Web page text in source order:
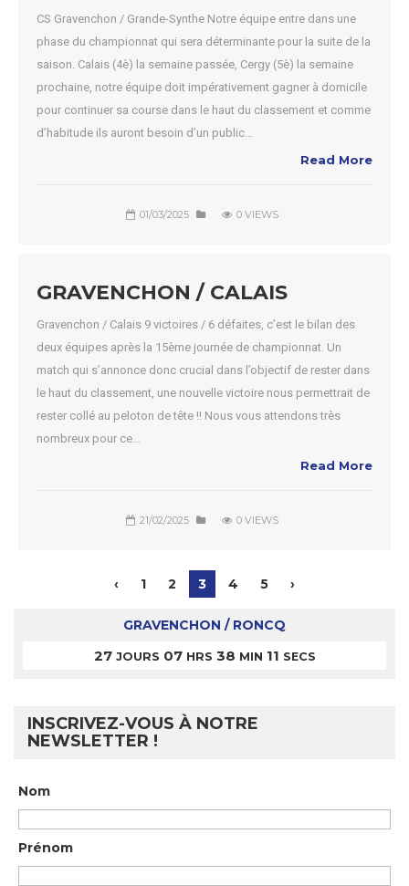
CS Gravenchon / Grande-Synthe Notre équipe entre dans une
phase du championnat qui sera déterminante pour la suite de la
saison. Calais (4è) la semaine passée, Cergy (5è) la semaine
prochaine, notre équipe doit impérativement gagner à domicile
pour continuer sa course dans le haut du classement et comme
d’habitude ils auront besoin d’un public…
Read More
01/03/2025 0 VIEWS
GRAVENCHON / CALAIS
Gravenchon / Calais 9 victoires / 6 défaites, c’est le bilan des
deux équipes après la 15ème journée de championnat. Un
match qui s’annonce donc crucial dans l’objectif de rester dans
le haut du classement, une nouvelle victoire nous permettrait de
rester collé au peloton de tête !! Nous vous attendons très
nombreux pour ce…
Read More
21/02/2025 0 VIEWS
‹ 1 2 3 4 5 ›
GRAVENCHON / RONCQ
27 JOURS 07 HRS 38 MIN 11 SECS
INSCRIVEZ-VOUS À NOTRE
NEWSLETTER !
Nom
Prénom